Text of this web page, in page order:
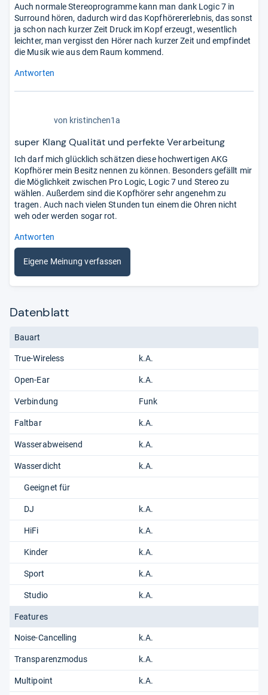
Auch normale Stereoprogramme kann man dank Logic 7 in
Surround hören, dadurch wird das Kopfhörererlebnis, das sonst
ja schon nach kurzer Zeit Druck im Kopf erzeugt, wesentlich
leichter, man vergisst den Hörer nach kurzer Zeit und empfindet
die Musik wie aus dem Raum kommend.
Antworten
5
Sternen
von kristinchen1a
super Klang Qualität und perfekte Verarbeitung
Ich darf mich glücklich schätzen diese hochwertigen AKG
Kopfhörer mein Besitz nennen zu können. Besonders gefällt mir
die Möglichkeit zwischen Pro Logic, Logic 7 und Stereo zu
wählen. Außerdem sind die Kopfhörer sehr angenehm zu
tragen. Auch nach vielen Stunden tun einem die Ohren nicht
weh oder werden sogar rot.
Antworten
Eigene Meinung verfassen
Datenblatt
Bauart
True-Wireless k.A.
Open-Ear k.A.
Verbindung Funk
Faltbar k.A.
Wasserabweisend k.A.
Wasserdicht k.A.
Geeignet für
DJ k.A.
HiFi k.A.
Kinder k.A.
Sport k.A.
Studio k.A.
Features
Noise-Cancelling k.A.
Transparenzmodus k.A.
Multipoint k.A.